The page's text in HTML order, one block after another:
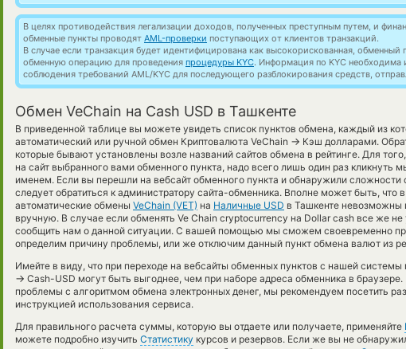
В целях противодействия легализации доходов, полученных преступным путем, и
обменные пункты проводят AML-проверки поступающих от клиентов транзакций.
В случае если транзакция будет идентифицирована как высокорискованная,
обменную операцию для проведения процедуры KYC. Информация по KYC необходима
соблюдения требований AML/KYC для последующего разблокирования средств,
Обмен VeChain на Cash USD в Ташкенте
В приведенной таблице вы можете увидеть список пунктов обмена, каждый из
автоматический или ручной обмен Криптовалюта VeChain → Кэш долларами.
которые бывают установлены возле названий сайтов обмена в рейтинге. Для
на сайт выбранного вами обменного пункта, надо всего лишь один раз кликнуть
именем. Если вы перешли на вебсайт обменного пункта и обнаружили
следует обратиться к администратору сайта-обменника. Вполне может быть, что
автоматические обмены VeChain (VET) на Наличные USD в Ташкенте невозможны
вручную. В случае если обменять Ve Chain cryptocurrency на Dollar cash все же
сообщить нам о данной ситуации. С вашей помощью мы сможем своевременно
определим причину проблемы, или же отключим данный пункт обмена валют из
Имейте в виду, что при переходе на вебсайты обменных пунктов с нашей системы
→ Cash-USD могут быть выгоднее, чем при наборе адреса обменника в браузере.
проблемы с алгоритмом обмена электронных денег, мы рекомендуем посетить
инструкцией использования сервиса.
Для правильного расчета суммы, которую вы отдаете или получаете, применяйте
можете подробно изучить Статистику курсов и резервов. Если же вы не